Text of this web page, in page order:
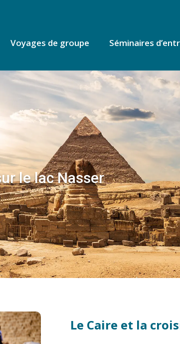
Voyages de groupe Séminaires
le lac Nasser
Le Caire et la